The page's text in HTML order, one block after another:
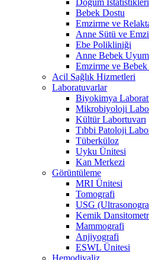
Bebek Dostu
Emzirme ve
Anne Sütü ve
Ebe Polikliniği
Anne Bebek Uyum
Emzirme ve Bebek
Acil Sağlık Hizmetleri
Laboratuvarlar
Biyokimya
Mikrobiyoloji
Kültür Labortuvarı
Tıbbi Patoloji
Tüberküloz
Uyku Ünitesi
Kan Merkezi
Görüntüleme
MRI Ünitesi
Tomografi
USG
Kemik
Mammografi
Anjiyografi
ESWL Ünitesi
Hemodiyaliz